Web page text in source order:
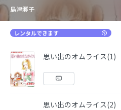
島津郷子
レンタルできます
思い出のオムライス(1)
思い出のオムライス(2)